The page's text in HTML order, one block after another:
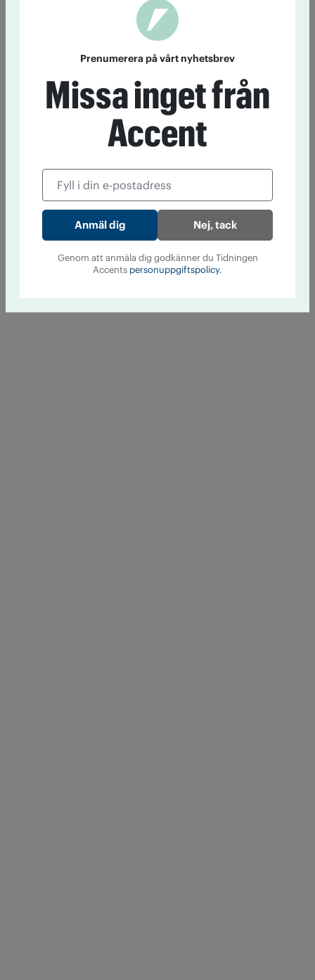
Prenumerera på vårt nyhetsbrev
Missa inget från
Accent
Nej, tack
Genom att anmäla dig godkänner du Tidningen
Accents personuppgiftspolicy.